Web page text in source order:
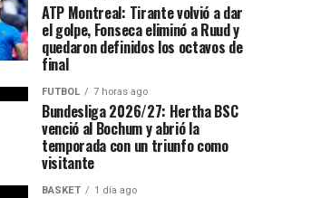
ATP Montreal: Tirante volvió a dar
el golpe, Fonseca eliminó a Ruud y
quedaron definidos los octavos de
final
FUTBOL 7 horas ago
Bundesliga 2026/27: Hertha BSC
venció al Bochum y abrió la
temporada con un triunfo como
visitante
BASKET 1 día ago